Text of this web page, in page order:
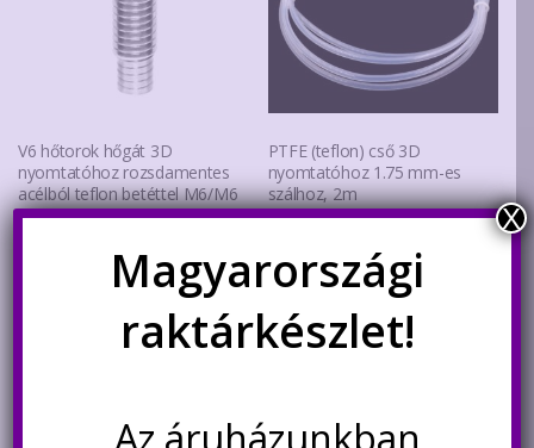
V6 hőtorok hőgát 3D
nyomtatóhoz rozsdamentes
acélból teflon betéttel M6/M6
Nincs készleten
Értesítésetek ha
PTFE (teflon) cső 3D
nyomtatóhoz 1.75 mm-es
szálhoz, 2m
Kosárba teszem
Magyarországi
raktárkészlet!
X